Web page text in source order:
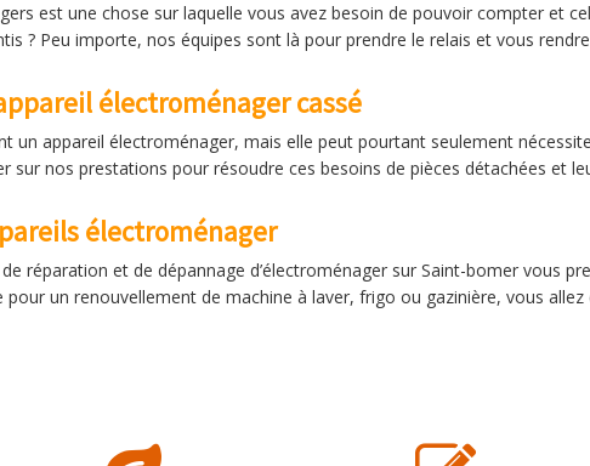
est une chose sur laquelle vous avez besoin de pouvoir compter et
? Peu importe, nos équipes sont là pour prendre le relais et vous
électroménager cassé
un appareil électroménager, mais elle peut pourtant seulement
sur nos prestations pour résoudre ces besoins de pièces détachées et
électroménager
réparation et de dépannage d’électroménager sur Saint-bomer vous
un renouvellement de machine à laver, frigo ou gazinière, vous